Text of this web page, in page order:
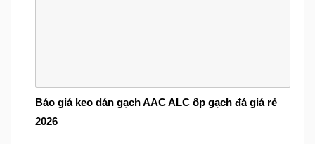
Báo giá keo dán gạch AAC ALC ốp gạch đá giá rẻ
2026